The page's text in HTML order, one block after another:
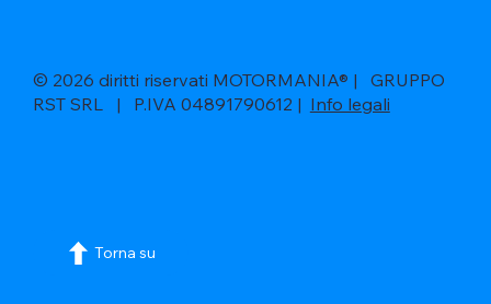
© 2026 diritti riservati MOTORMANIA® | GRUPPO
RST SRL | P.IVA 04891790612 | Info legali
Torna su